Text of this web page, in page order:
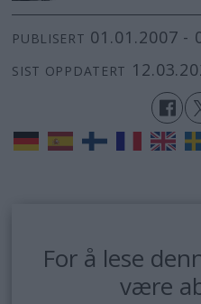
PUBLISERT 01.01.2007 -
SIST OPPDATERT
For å lese
være